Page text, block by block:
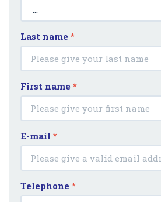
Last name *
First name *
E-mail *
Telephone *